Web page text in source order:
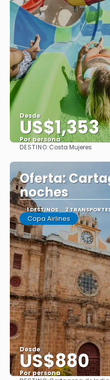
Desde
US$1,353
Por persona
DESTINO:Costa Mujeres
Oferta:
noches
1 DESTINOS 2
Copa Airlines
Desde
US$880
Por persona